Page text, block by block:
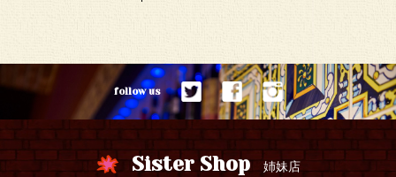
follow us
Sister Shop 姉妹店